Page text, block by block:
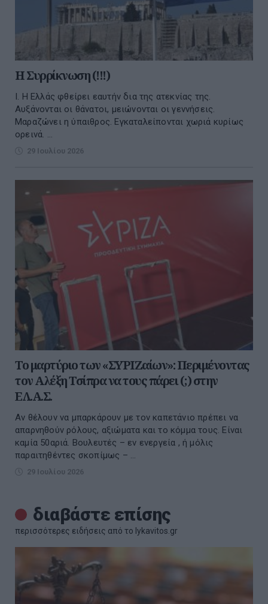
Η Συρρίκνωση (!!!)
Ι. Η Ελλάς φθείρει εαυτήν δια της ατεκνίας της.
Αυξάνονται οι θάνατοι, μειώνονται οι γεννήσεις.
Μαραζώνει η ύπαιθρος. Εγκαταλείπονται χωριά κυρίως
ορεινά. ...
29 Ιουλίου 2026
Το μαρτύριο των «ΣΥΡΙΖαίων»: Περιμένοντας
τον Αλέξη Τσίπρα να τους πάρει (;) στην
ΕΛ.Α.Σ.
Αν θέλουν να μπαρκάρουν με τον καπετάνιο πρέπει να
απαρνηθούν ρόλους, αξιώματα και το κόμμα τους. Είναι
καμία 50αριά. Βουλευτές – εν ενεργεία , ή μόλις
παραιτηθέντες σκοπίμως – ...
29 Ιουλίου 2026
διαβάστε επίσης
περισσότερες ειδήσεις από το lykavitos.gr